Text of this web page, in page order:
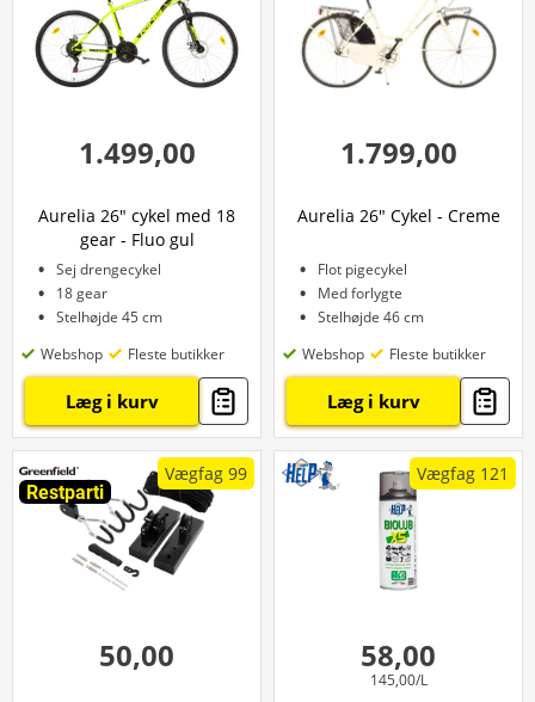
1.499,00
Aurelia 26" cykel med 18
gear - Fluo gul
Sej drengecykel
18 gear
Stelhøjde 45 cm
Webshop
Fleste butikker
Læg i kurv
1.799,00
Aurelia 26" Cykel - Creme
Flot pigecykel
Med forlygte
Stelhøjde 46 cm
Webshop
Fleste butikker
Læg i kurv
Restparti
Vægfag 99
50,00
Vægfag 121
58,00
145,00/L